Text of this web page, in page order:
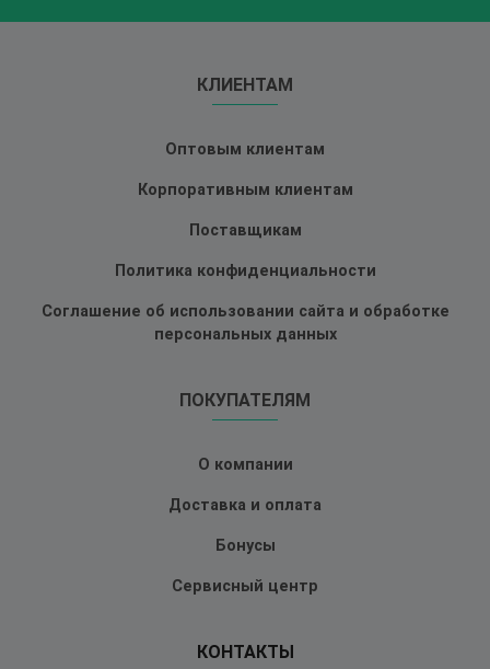
КЛИЕНТАМ
Оптовым клиентам
Корпоративным клиентам
Поставщикам
Политика конфиденциальности
Соглашение об использовании сайта и обработке
персональных данных
ПОКУПАТЕЛЯМ
О компании
Доставка и оплата
Бонусы
Сервисный центр
КОНТАКТЫ